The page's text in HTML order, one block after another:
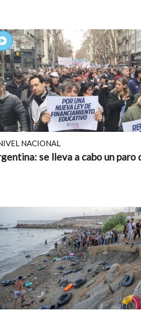
NACIONAL
se lleva a cabo un paro